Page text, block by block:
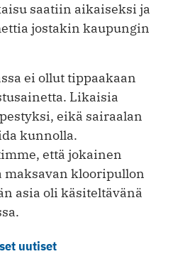
saatiin aikaiseksi ja
jostakin kaupungin
ei ollut tippaakaan
Likaisia
eikä sairaalan
kunnolla.
että jokainen
maksavan klooripullon
asia oli käsiteltävänä
uutiset